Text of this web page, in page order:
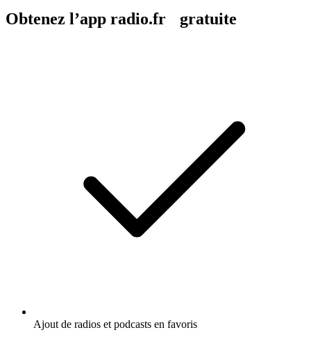
Obtenez l’app radio.fr gratuite
Ajout de radios et podcasts en favoris